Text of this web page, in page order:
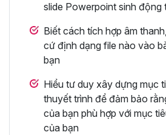
slide Powerpoint sinh động
Biết cách tích hợp âm
cứ định dạng file nào vào
bạn
Hiểu tư duy xây dựng mục
thuyết trình để đảm bảo
của bạn phù hợp với mục
của bạn